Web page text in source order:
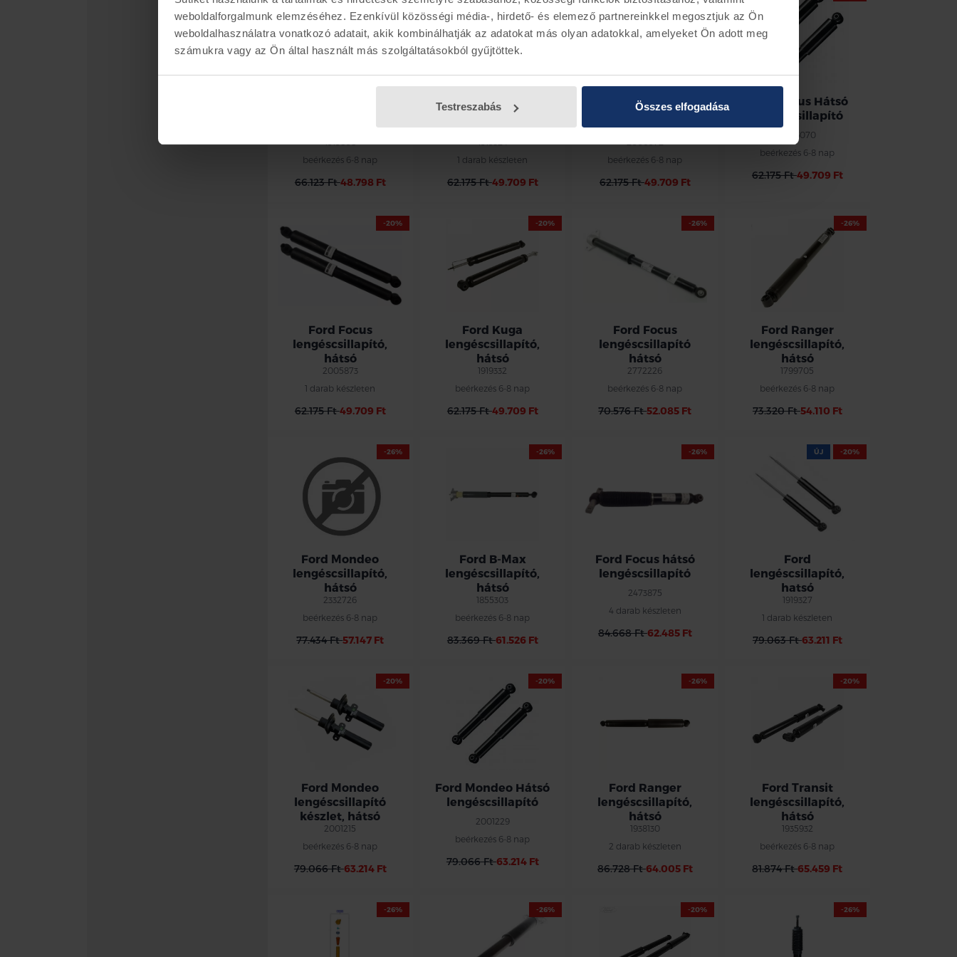
weboldalforgalmunk elemzéséhez. Ezenkívül közösségi média-, hirdető- és elemező partnereinkkel megosztjuk az Ön
weboldalhasználatra vonatkozó adatait, akik kombinálhatják az adatokat más olyan adatokkal, amelyeket Ön adott meg
számukra vagy az Ön által használt más szolgáltatásokból gyűjtöttek.
Testreszabás Összes elfogadása
beérkezés 6-8 nap
66.123 Ft48.798 Ft
Ford Focus
lengéscsillapító,
hátsó
1 darab készleten
62.175 Ft49.709 Ft
Ford Focus
lengéscsillapító,
hátsó
beérkezés 6-8 nap
62.175 Ft49.709 Ft
Ford Focus Hátsó
lengéscsillapító
2006070
beérkezés 6-8 nap
62.175 Ft49.709 Ft
-20%
Ford Focus
lengéscsillapító,
hátsó
2005873
1 darab készleten
62.175 Ft49.709 Ft
-20%
Ford Kuga
lengéscsillapító,
hátsó
1919332
beérkezés 6-8 nap
62.175 Ft49.709 Ft
-26%
Ford Focus
lengéscsillapító
hátsó
2772226
beérkezés 6-8 nap
70.576 Ft52.085 Ft
-26%
Ford Ranger
lengéscsillapító,
hátsó
1799705
beérkezés 6-8 nap
73.320 Ft54.110 Ft
-26%
Ford Mondeo
lengéscsillapító,
hátsó
2332726
beérkezés 6-8 nap
77.434 Ft57.147 Ft
-26%
Ford B-Max
lengéscsillapító,
hátsó
1855303
beérkezés 6-8 nap
83.369 Ft61.526 Ft
-26%
Ford Focus hátsó
lengéscsillapító
2473875
4 darab készleten
84.668 Ft62.485 Ft
ÚJ -20%
Ford
lengéscsillapító,
hatsó
1919327
1 darab készleten
79.063 Ft63.211 Ft
-20%
Ford Mondeo
lengéscsillapító
készlet, hátsó
2001215
beérkezés 6-8 nap
79.066 Ft63.214 Ft
Szintbeállítós lengéscsillapítóval
gyártott típusokhoz ez a termék
nem beépíthető!
Ford Motorcraft
-20%
Ford Mondeo Hátsó
lengéscsillapító
2001229
beérkezés 6-8 nap
79.066 Ft63.214 Ft
-26%
Ford Ranger
lengéscsillapító,
hátsó
1938130
2 darab készleten
86.728 Ft64.005 Ft
-20%
Ford Transit
lengéscsillapító,
hátsó
1935932
beérkezés 6-8 nap
81.874 Ft65.459 Ft
-26% -26% -20% -26%